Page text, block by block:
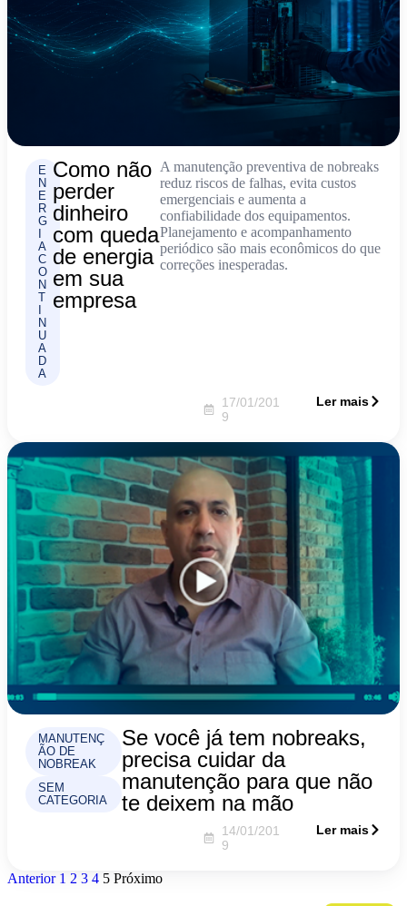
E
N
E
R
G
A
C
O
N
T
N
U
A
D
A
Como não
perder
dinheiro
com queda
de energia
em sua
empresa
A manutenção preventiva de nobreaks
reduz riscos de falhas, evita custos
emergenciais e aumenta a
confiabilidade dos equipamentos.
Planejamento e acompanhamento
periódico são mais econômicos do que
correções inesperadas.
17/01/201
9
Ler mais
MANUTENÇ
ÃO DE
NOBREAK
SEM
CATEGORIA
Se você já tem nobreaks,
precisa cuidar da
manutenção para que não
te deixem na mão
14/01/201
9
Ler mais
Anterior 1 2 3 4 5 Próximo